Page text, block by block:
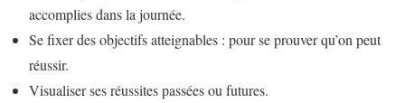
accomplies dans la journée.
Se fixer des objectifs atteignables : pour se prouver qu’on peut
réussir.
Visualiser ses réussites passées ou futures.